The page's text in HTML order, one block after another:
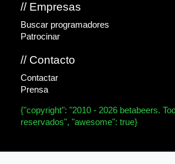
// Empresas
Buscar programadores
Patrocinar
// Contacto
Contactar
Prensa
{"copyright": "2010 - 2026 betabeers.
reservados", "awesome": true}